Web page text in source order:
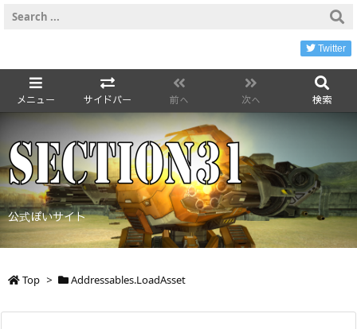
メニュー サイドバー 前へ 次へ 検索
Twitter
公式ぽいサイト
Top > Addressables.LoadAsset